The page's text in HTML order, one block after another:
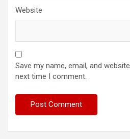
Website
Save my name, email, and
next time I comment.